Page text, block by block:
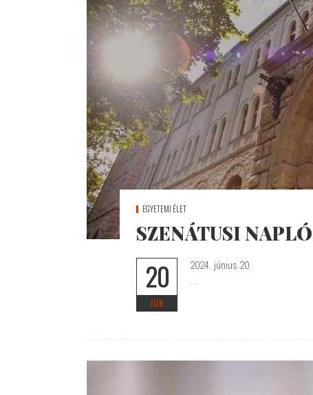
EGYETEMI ÉLET
SZENÁTUSI NAPLÓ
20
JÚN
2024. június 20.